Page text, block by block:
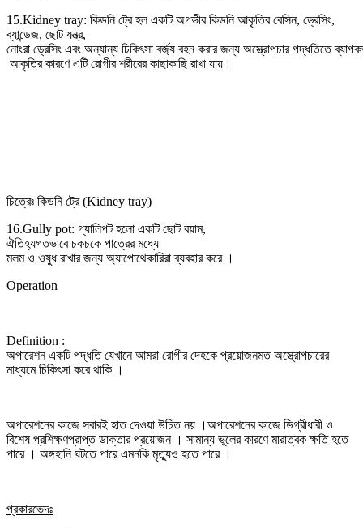
15.Kidney tray: কিডনি ট্রে হল একটি অগভীর কিডনি আকৃতির বেসিন, ড্রেসিং,
ব্যান্ডেজ, ছোট যন্ত্র,
নোংরা ড্রেসিং এবং অন্যান্য চিকিৎসা বর্জ্য বহন করার জন্য অস্ত্রোপচার পদ্ধতিতে
আকৃতির কারণে এটি রোগীর শরীরের কাছাকাছি রাখা যায়।
চিত্রেঃ কিডনি ট্রে (Kidney tray)
16.Gully pot: গ্যালিপট হলো একটি ছোট বয়াম,
ঐতিহ্যগতভাবে চকচকে পাত্রের মধ্যে
মলম ও ওষুধ রাখার জন্য অ্যাপোথেকারিরা ব্যবহার করে ।
Operation
Definition :
অপারেশন একটি পদ্ধতি যেখানে আমরা রোগীর দেহকে প্রয়োজনমত অস্ত্রোপচারের
মাধ্যমে চিকিৎসা করে থাকি ।
অপারেশনের কাজে সবারই হাত দেওয়া উচিত নয় ।অপারেশনের কাজে ডিগ্রীধারী ও
বিশেষ প্রশিক্ষণপ্রাপ্ত ডাক্তার প্রয়োজন । সামান্য ভুলের কারণে মারাত্বক ক্ষতি হতে
পারে । অঙ্গহানি ঘটতে পারে এমনকি মৃত্যুও হতে পারে ।
প্রকারভেদঃ